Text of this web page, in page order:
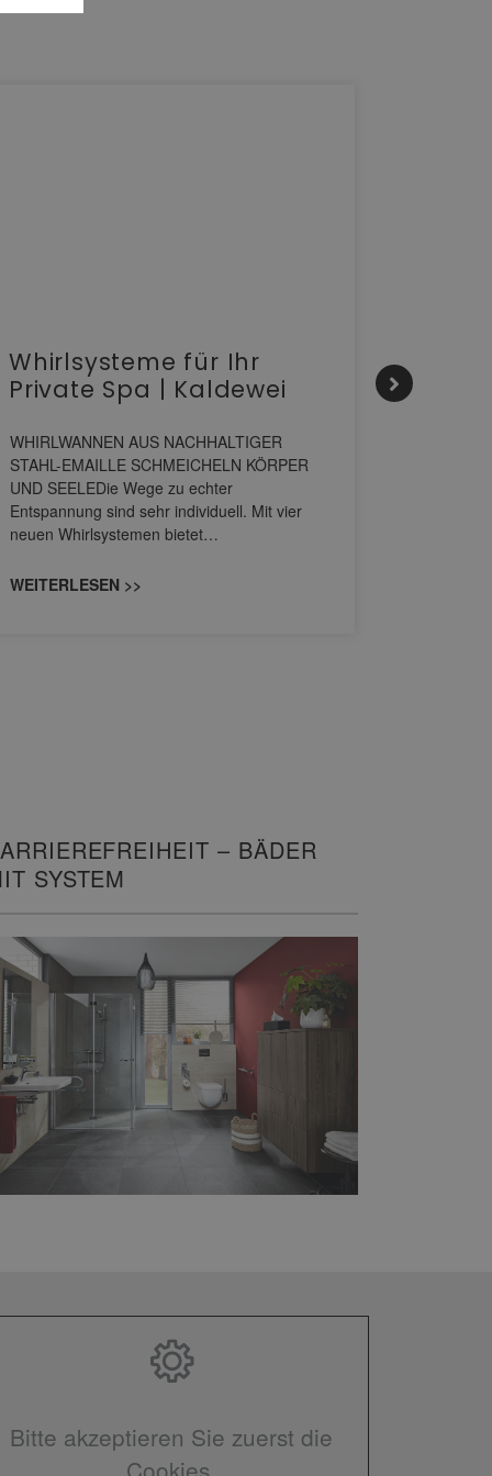
Whirlsysteme für Ihr
Private Spa | Kaldewei
WHIRLWANNEN AUS NACHHALTIGER
STAHL-EMAILLE SCHMEICHELN KÖRPER
UND SEELEDie Wege zu echter
Entspannung sind sehr individuell. Mit vier
neuen Whirlsystemen bietet…
WEITERLESEN >>
– BÄDER
SYSTEM
Bitte akzeptieren Sie zuerst die
Cookies.